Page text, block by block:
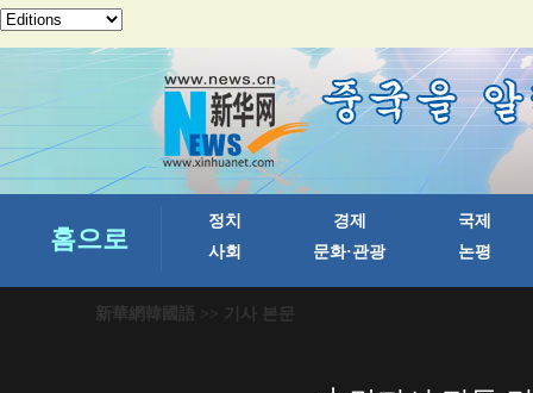
新華網韓國語 >> 기사 본문